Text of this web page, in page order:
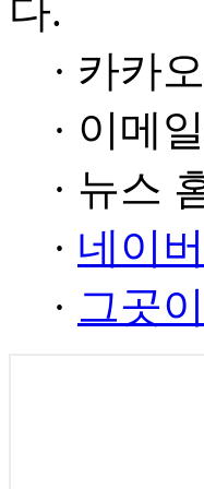
다.
· 카카
· 이메
· 뉴스
· 네이
· 그곳